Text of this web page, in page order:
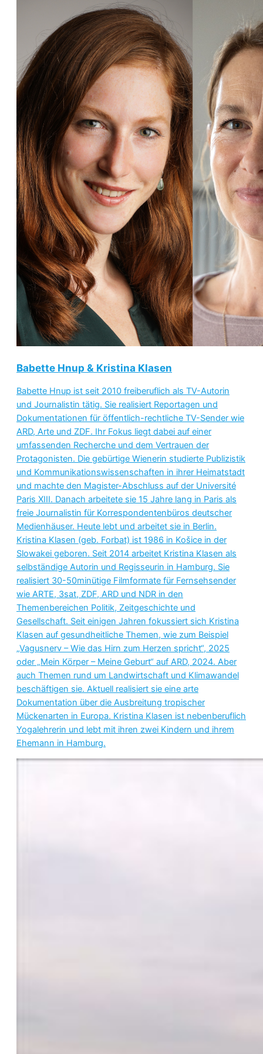
Babette Hnup & Kristina Klasen
Babette Hnup ist seit 2010 freiberuflich als TV-Autorin
und Journalistin tätig. Sie realisiert Reportagen und
Dokumentationen für öffentlich-rechtliche TV-Sender wie
ARD, Arte und ZDF. Ihr Fokus liegt dabei auf einer
umfassenden Recherche und dem Vertrauen der
Protagonisten. Die gebürtige Wienerin studierte Publizistik
und Kommunikationswissenschaften in ihrer Heimatstadt
und machte den Magister-Abschluss auf der Université
Paris XIII. Danach arbeitete sie 15 Jahre lang in Paris als
freie Journalistin für Korrespondentenbüros deutscher
Medienhäuser. Heute lebt und arbeitet sie in Berlin.
Kristina Klasen (geb. Forbat) ist 1986 in Košice in der
Slowakei geboren. Seit 2014 arbeitet Kristina Klasen als
selbständige Autorin und Regisseurin in Hamburg. Sie
realisiert 30-50minütige Filmformate für Fernsehsender
wie ARTE, 3sat, ZDF, ARD und NDR in den
Themenbereichen Politik, Zeitgeschichte und
Gesellschaft. Seit einigen Jahren fokussiert sich Kristina
Klasen auf gesundheitliche Themen, wie zum Beispiel
„Vagusnerv – Wie das Hirn zum Herzen spricht“, 2025
oder „Mein Körper – Meine Geburt“ auf ARD, 2024. Aber
auch Themen rund um Landwirtschaft und Klimawandel
beschäftigen sie. Aktuell realisiert sie eine arte
Dokumentation über die Ausbreitung tropischer
Mückenarten in Europa. Kristina Klasen ist nebenberuflich
Yogalehrerin und lebt mit ihren zwei Kindern und ihrem
Ehemann in Hamburg.